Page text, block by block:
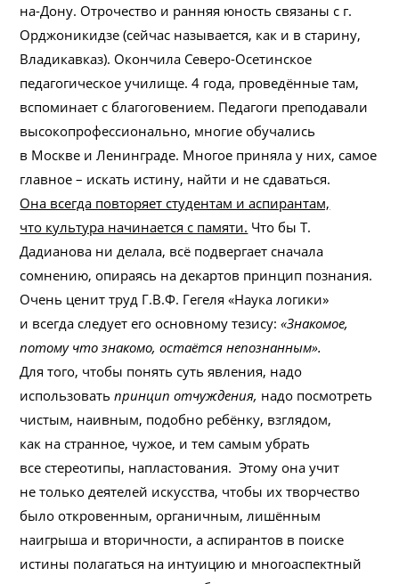
на-Дону. Отрочество и ранняя юность связаны с г.
Орджоникидзе (сейчас называется, как и в старину,
Владикавказ). Окончила Северо-Осетинское
педагогическое училище. 4 года, проведённые там,
вспоминает с благоговением. Педагоги преподавали
высокопрофессионально, многие обучались
в Москве и Ленинграде. Многое приняла у них, самое
главное – искать истину, найти и не сдаваться.
Она всегда повторяет студентам и аспирантам,
что культура начинается с памяти. Что бы Т.
Дадианова ни делала, всё подвергает сначала
сомнению, опираясь на декартов принцип познания.
Очень ценит труд Г.В.Ф. Гегеля «Наука логики»
и всегда следует его основному тезису:«Знакомое,
потому что знакомо, остаётся непознанным».
Для того, чтобы понять суть явления, надо
использоватьпринцип отчуждения, надо посмотреть
чистым, наивным, подобно ребёнку, взглядом,
как на странное, чужое, и тем самым убрать
все стереотипы, напластования. Этому она учит
не только деятелей искусства, чтобы их творчество
было откровенным, органичным, лишённым
наигрыша и вторичности, а аспирантов в поиске
истины полагаться на интуицию и многоаспектный